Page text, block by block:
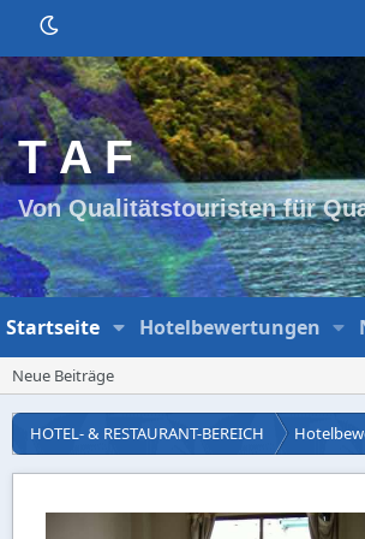
T A F
Von Qualitätstouristen für
Startseite Hotelbewertungen
Neue Beiträge
HOTEL- & RESTAURANT-BEREICH